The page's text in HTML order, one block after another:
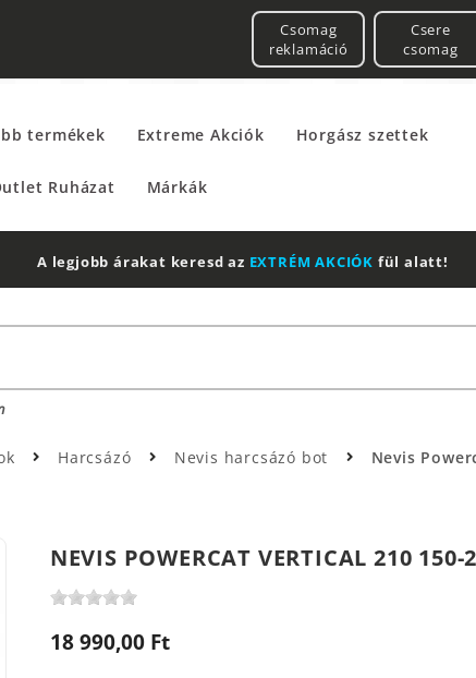
Csomag
reklamáció
Csere
csomag
termékek Extreme Akciók Horgász szettek
Ruházat Márkák
A legjobb árakat keresd az EXTRÉM AKCIÓK fül alatt!
Harcsázó Nevis harcsázó bot Nevis
NEVIS POWERCAT VERTICAL 210
18 990,00 Ft